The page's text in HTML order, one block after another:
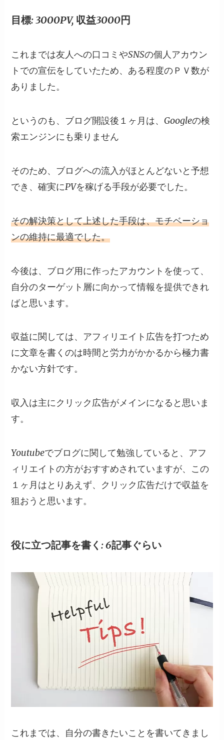
目標: 3000PV, 収益3000円
これまでは友人への口コミやSNSの個人アカウン
トでの宣伝をしていたため、ある程度のＰＶ数が
ありました。
というのも、ブログ開設後１ヶ月は、Googleの検
索エンジンにも乗りません
そのため、ブログへの流入がほとんどないと予想
でき、確実にPVを稼げる手段が必要でした。
その解決策として上述した手段は、モチベーショ
ンの維持に最適でした。
今後は、ブログ用に作ったアカウントを使って、
自分のターゲット層に向かって情報を提供できれ
ばと思います。
収益に関しては、アフィリエイト広告を打つため
に文章を書くのは時間と労力がかかるから極力書
かない方針です。
収入は主にクリック広告がメインになると思いま
す。
Youtubeでブログに関して勉強していると、アフ
ィリエイトの方がおすすめされていますが、この
１ヶ月はとりあえず、クリック広告だけで収益を
狙おうと思います。
役に立つ記事を書く: 6記事ぐらい
これまでは、自分の書きたいことを書いてきまし